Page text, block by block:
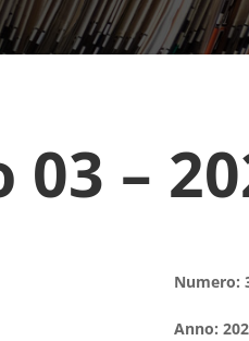
–
Numero:
Anno: